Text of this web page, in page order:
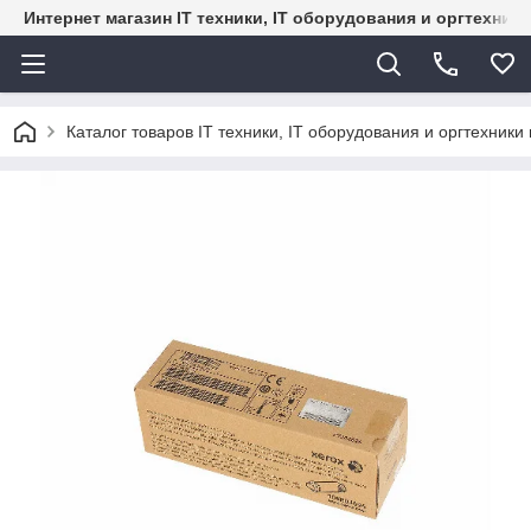
Интернет магазин IT техники, IT оборудования и
Каталог товаров IT техники, IT оборудования и